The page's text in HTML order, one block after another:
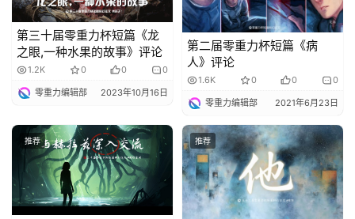
第三十届零重力杯短篇《龙
之眼,一种水果的故事》评论
1.2K 0 0 0
零重力编辑部 2023年10月16日
第二届零重力杯短篇《病
人》评论
1.6K 0 0 0
零重力编辑部 2021年6月23日
推荐 推荐